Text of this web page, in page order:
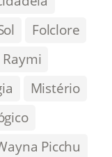
Folclore
Mistério
Picchu